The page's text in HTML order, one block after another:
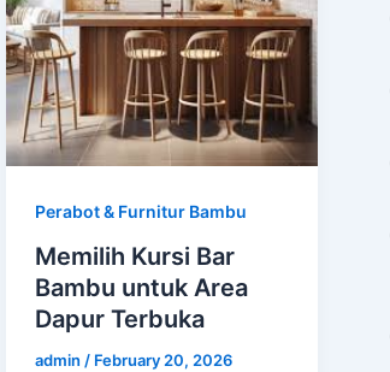
Perabot & Furnitur Bambu
Memilih Kursi Bar
Bambu untuk Area
Dapur Terbuka
admin/ February 20, 2026